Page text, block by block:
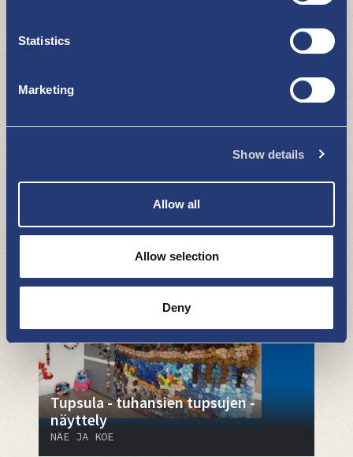
Statistics
Marketing
Show details
Allow all
Allow selection
Deny
Puupaatei Pakkahuoneel ja Möljä
Miittinki 8.8.2026
NÄE JA KOE
Tupsula - tuhansien tupsujen -
näyttely
NÄE JA KOE